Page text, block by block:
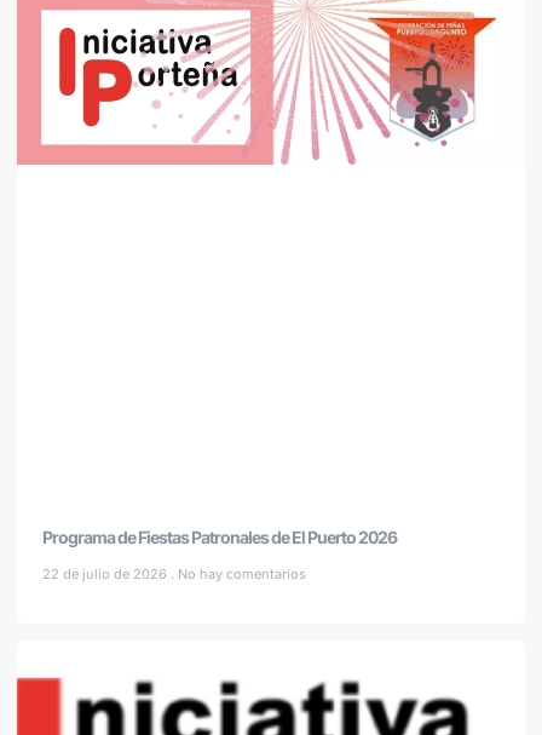
Programa de Fiestas Patronales de El Puerto 2026
22 de julio de 2026 No hay comentarios